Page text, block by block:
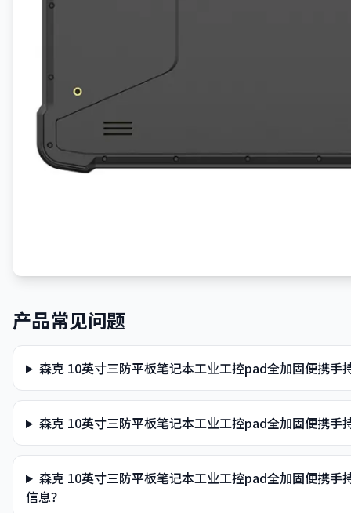
产品常见问题
森克 10英寸三防平板笔记本工业工控pad全加固便携手
森克 10英寸三防平板笔记本工业工控pad全加固便携手
森克 10英寸三防平板笔记本工业工控pad全加固便携手
信息？